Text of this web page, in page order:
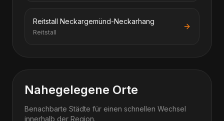
Reitstall Neckargemünd-Neckarhang
Reitstall
Nahegelegene Orte
Benachbarte Städte für einen schnellen Wechsel
innerhalb der Region.